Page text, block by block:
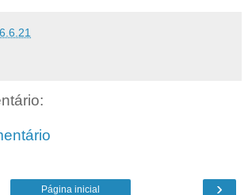
›
Página inicial